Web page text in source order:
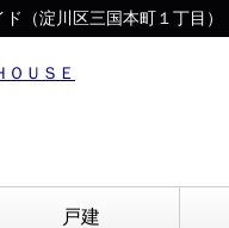
（淀川区三国本町１丁目）
戸建